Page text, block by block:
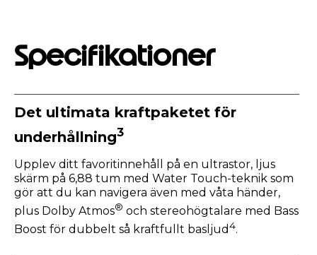
Specifikationer
Det ultimata kraftpaketet för
underhållning3
Upplev ditt favoritinnehåll på en ultrastor, ljus
skärm på 6,88 tum med Water Touch-teknik som
gör att du kan navigera även med våta händer,
plus Dolby Atmos® och stereohögtalare med Bass
Boost för dubbelt så kraftfullt basljud4.